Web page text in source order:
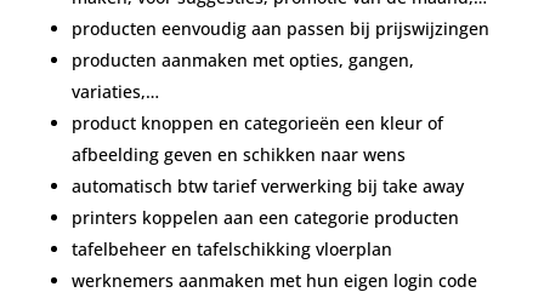
producten eenvoudig aan passen bij prijswijzingen
producten aanmaken met opties, gangen,
variaties,…
product knoppen en categorieën een kleur of
afbeelding geven en schikken naar wens
automatisch btw tarief verwerking bij take away
printers koppelen aan een categorie producten
tafelbeheer en tafelschikking vloerplan
werknemers aanmaken met hun eigen login code